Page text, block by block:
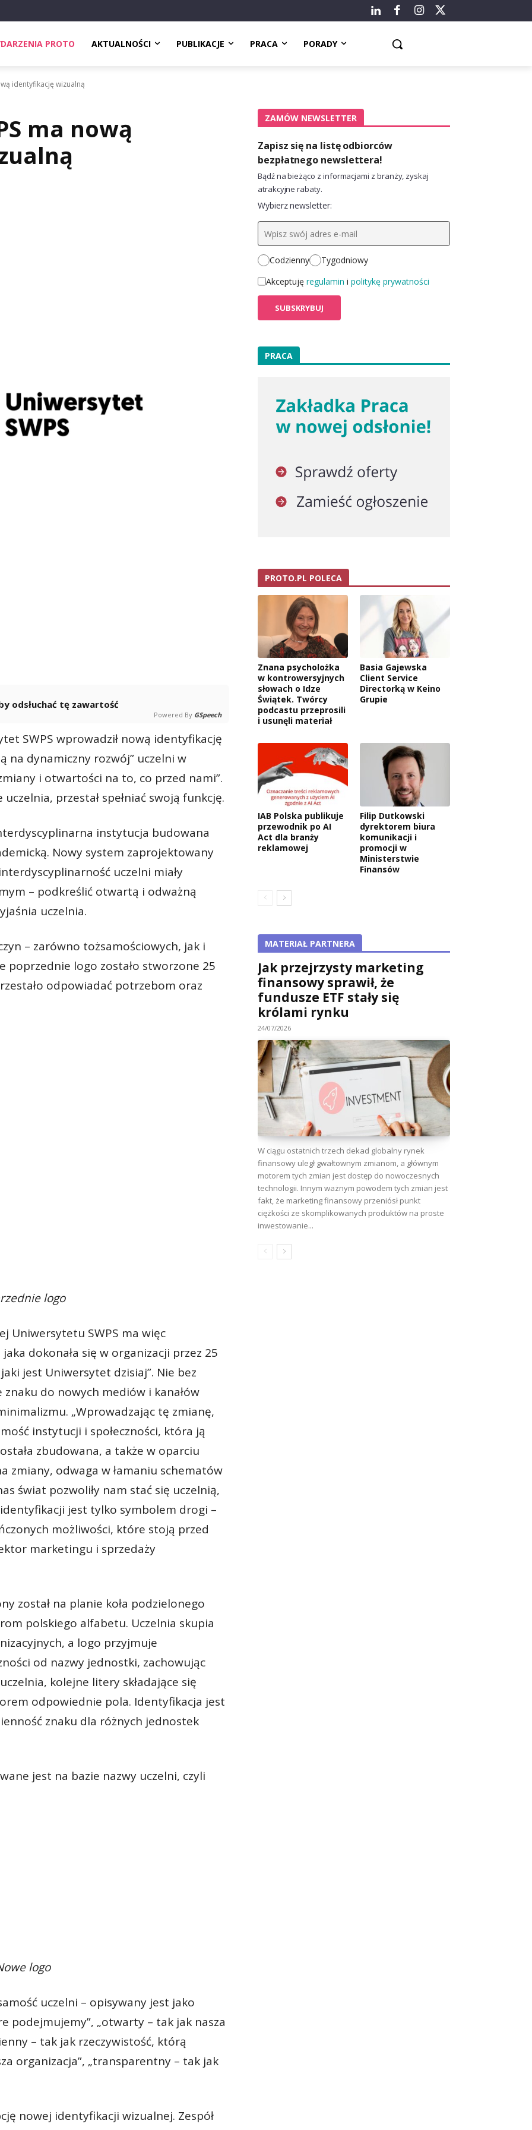
PROTO AKTUALNOŚCI PUBLIKACJE PRACA PORADY
identyfikację wizualną
ma nową
odsłuchać tę zawartość
Powered By GSpeech
SWPS wprowadził nową identyfikację
na dynamiczny rozwój” uczelni w
i otwartości na to, co przed nami”.
przestał spełniać swoją funkcję.
instytucja budowana
Nowy system zaprojektowany
uczelni miały
– podkreślić otwartą i odważną
uczelnia.
– zarówno tożsamościowych, jak i
poprzednie logo zostało stworzone 25
odpowiadać potrzebom oraz
logo
Uniwersytetu SWPS ma więc
dokonała się w organizacji przez 25
jest Uniwersytet dzisiaj”. Nie bez
do nowych mediów i kanałów
„Wprowadzając tę zmianę,
instytucji i społeczności, która ją
zbudowana, a także w oparciu
zmiany, odwaga w łamaniu schematów
świat pozwoliły nam stać się uczelnią,
jest tylko symbolem drogi –
możliwości, które stoją przed
marketingu i sprzedaży
został na planie koła podzielonego
polskiego alfabetu. Uczelnia skupia
a logo przyjmuje
od nazwy jednostki, zachowując
kolejne litery składające się
odpowiednie pola. Identyfikacja jest
znaku dla różnych jednostek
jest na bazie nazwy uczelni, czyli
logo
uczelni – opisywany jest jako
podejmujemy”, „otwarty – tak jak nasza
– tak jak rzeczywistość, którą
organizacja”, „transparentny – tak jak
nowej identyfikacji wizualnej. Zespół
ZAMÓW NEWSLETTER
Zapisz się na listę odbiorców
bezpłatnego newslettera!
Bądź na bieżąco z informacjami z branży, zyskaj
atrakcyjne rabaty.
Wybierz newsletter:
Codzienny
Tygodniowy
Akceptuję regulamin i politykę prywatności
PRACA
PROTO.PL POLECA
Znana psycholożka
w kontrowersyjnych
słowach o Idze
Świątek. Twórcy
podcastu przeprosili
i usunęli materiał
Basia Gajewska
Client Service
Directorką w Keino
Grupie
IAB Polska publikuje
przewodnik po AI
Act dla branży
reklamowej
Filip Dutkowski
dyrektorem biura
komunikacji i
promocji w
Ministerstwie
Finansów
MATERIAŁ PARTNERA
Jak przejrzysty marketing
finansowy sprawił, że
fundusze ETF stały się
królami rynku
24/07/2026
W ciągu ostatnich trzech dekad globalny rynek
finansowy uległ gwałtownym zmianom, a głównym
motorem tych zmian jest dostęp do nowoczesnych
technologii. Innym ważnym powodem tych zmian jest
fakt, że marketing finansowy przeniósł punkt
ciężkości ze skomplikowanych produktów na proste
inwestowanie...